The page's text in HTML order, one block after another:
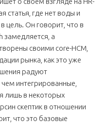
статья, где нет воды и
Он говорит, что в
замедляется, а
своими core-HCM,
рынка, как это уже
радуют
интегрированные,
лишь в некоторых
скептик в отношении
что это базовые